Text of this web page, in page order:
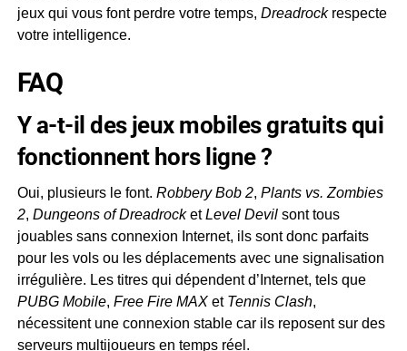
jeux qui vous font perdre votre temps, Dreadrockrespecte
votre intelligence.
FAQ
Y a-t-il des jeux mobiles gratuits qui
fonctionnent hors ligne ?
Oui, plusieurs le font. Robbery Bob 2, Plants vs. Zombies
2, Dungeons of DreadrocketLevel Devilsont tous
jouables sans connexion Internet, ils sont donc parfaits
pour les vols ou les déplacements avec une signalisation
irrégulière. Les titres qui dépendent d’Internet, tels que
PUBG Mobile, Free Fire MAXet Tennis Clash,
nécessitent une connexion stable car ils reposent sur des
serveurs multijoueurs en temps réel.